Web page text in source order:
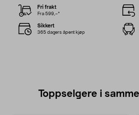
Fri frakt
Fra 599,–*
Sikkert
365 dagers åpent kjøp
Toppselgere i